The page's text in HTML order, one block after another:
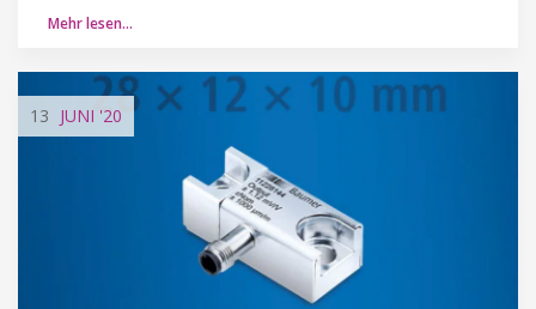
Mehr lesen…
13 JUNI '20